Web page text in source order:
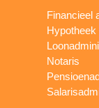
Financieel
Hypotheek
Notaris